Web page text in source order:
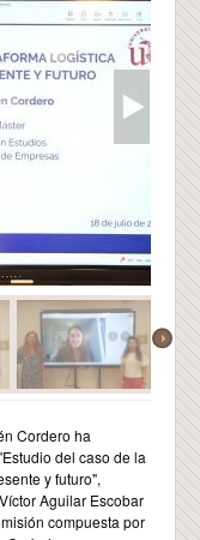
Cordero ha
del caso de la
y futuro",
Aguilar Escobar
compuesta por